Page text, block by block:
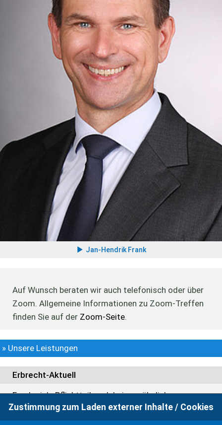
Jan-Hendrik Frank
Auf Wunsch beraten wir auch telefonisch oder über
Zoom. Allgemeine Informationen zu Zoom-Treffen
finden Sie auf der Zoom-Seite.
» Unsere Leistungen
Erbrecht-Aktuell
Frankreich: Pflichtteil auch bei gewöhnlichem
Aufenthalt eines Kindes in einem Mitgliedsstaat der
EU
Zustimmung zum Laden externer Inhalte / Cookies